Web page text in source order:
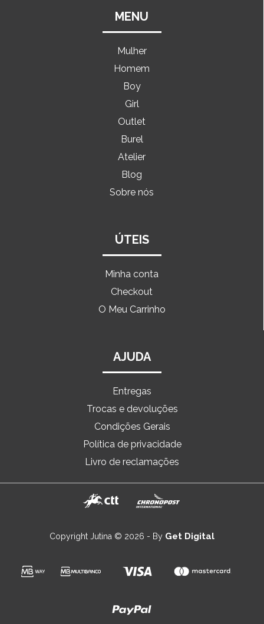
MENU
Mulher
Homem
Boy
Girl
Outlet
Burel
Atelier
Blog
Sobre nós
ÚTEIS
Minha conta
Checkout
O Meu Carrinho
AJUDA
Entregas
Trocas e devoluções
Condições Gerais
Política de privacidade
Livro de reclamações
Copyright Jutina © 2026 - By Get Digital